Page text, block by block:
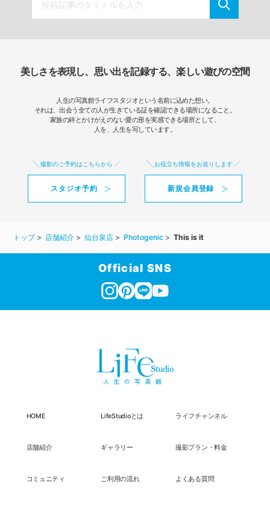
美しさを表現し、思い出を記録する、楽しい遊びの空間
人生の写真館ライフスタジオという名前に込めた想い。
それは、出会う全ての人が生きている証を確認できる場所になること。
家族の絆とかけがえのない愛の形を実感できる場所として、
人を、人生を写しています。
撮影のご予約はこちらから
スタジオ予約
お役立ち情報をお送りします
新規会員登録
トップ 店舗紹介 仙台泉店 Photogenic This is it
Official SNS
HOME LifeStudioとは ライフチャンネル
店舗紹介 ギャラリー 撮影プラン・料金
コミュニティ ご利用の流れ よくある質問